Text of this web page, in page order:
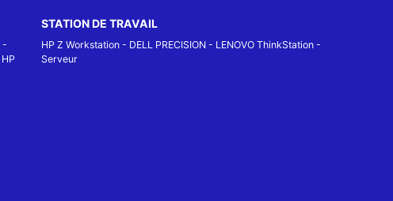
-
HP
STATION DE TRAVAIL
HP Z Workstation - DELL PRECISION - LENOVO ThinkStation -
Serveur